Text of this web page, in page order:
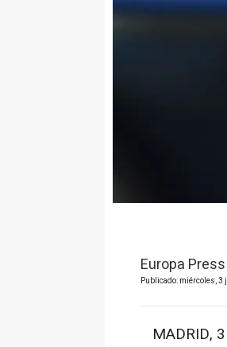
Europa
Publicado: miércoles, 3
MADRID,